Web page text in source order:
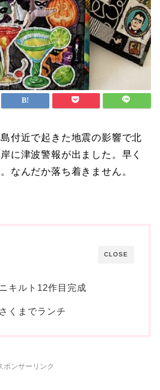
付近で起きた地震の影響で北
に津波警報が出ました。早く
なんだか落ち着きません。
CLOSE
キルト12作目完成
くまでランチ
ポンサーリンク